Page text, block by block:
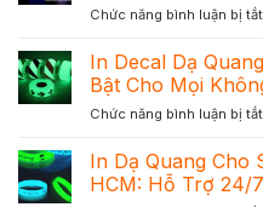
Chức năng bình luận bị tắtở
In Decal Dạ
Bật Cho Mọi
Chức năng bình luận bị tắtở
In Dạ Quang Cho
HCM: Hỗ Trợ 24/